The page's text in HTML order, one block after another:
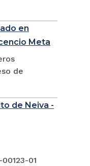
en
Meta
de
de Neiva -
01